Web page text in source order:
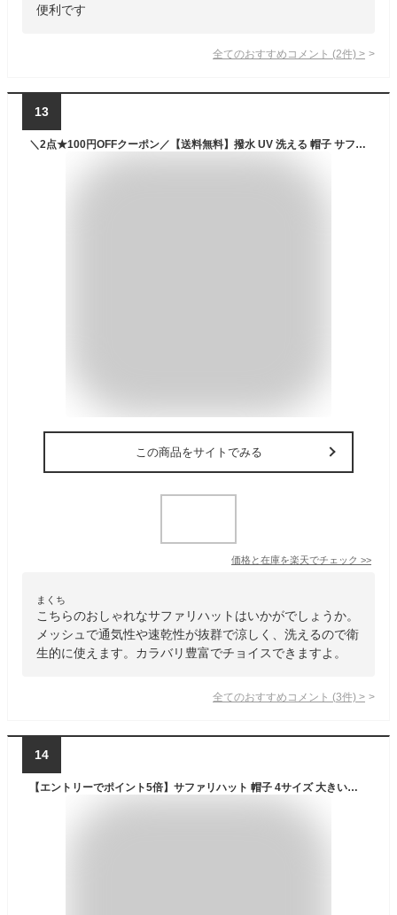
便利です
全てのおすすめコメント (2件) >
13
＼2点★100円OFFクーポン／【送料無料】撥水 UV 洗える 帽子 サファリハット アウトドアハット サーフハット はっ水 マリンハット ビーチハット トレッキング バイカラー メンズ レディース 折りたたみ コンパクト 紫外線 通気性 メッシュ 取り外し可能 あご紐付 春夏 自転車
この商品をサイトでみる
価格と在庫を楽天でチェック >>
まくち
こちらのおしゃれなサファリハットはいかがでしょうか。
メッシュで通気性や速乾性が抜群で涼しく、洗えるので衛
生的に使えます。カラバリ豊富でチョイスできますよ。
全てのおすすめコメント (3件) >
14
【エントリーでポイント5倍】サファリハット 帽子 4サイズ 大きいサイズ つば広 メンズ レディース UV 春夏 サマーハット 綿 54cm-63cm 親子でお揃い 熱中症対策 hat-1245 日傘帽子 アウトドア 洗える キッズ 折り畳み 日焼け防止 暑さ対策 ギフト 即納【メール便送料無料】